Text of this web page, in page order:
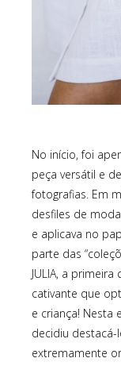
No início, foi
peça versátil e
fotografias. Em
desfiles de
e aplicava no
parte das
JULIA, a
cativante que
e criança! Nesta
decidiu destacá-
extremamente